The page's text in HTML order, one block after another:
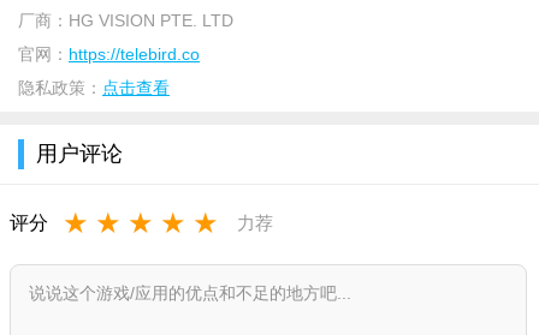
厂商： HG VISION PTE. LTD
官网： https://telebird.co
隐私政策： 点击查看
用户评论
评分 ★ ★ ★ ★ ★ 力荐